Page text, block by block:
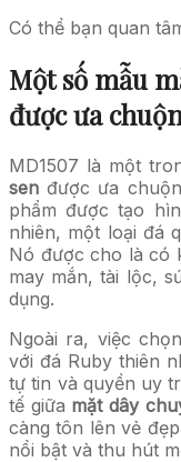
Có thể bạn quan
Một số mẫu
được ưa
MD1507 là một
sen được ưa
phẩm được tạo
nhiên, một loại đá
Nó được cho là có
may mắn, tài lộc,
dụng.
Ngoài ra, việc
với đá Ruby thiên
tự tin và quyền uy
tế giữa mặt dây
càng tôn lên vẻ
nổi bật và thu hút